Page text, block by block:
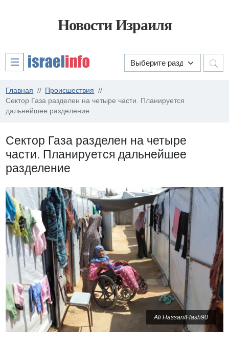
Новости Израиля
Главная
Происшествия
Сектор Газа разделен на четыре части. Планируется
дальнейшее разделение
Сектор Газа разделен на четыре
части. Планируется дальнейшее
разделение
Ali Hassan/Flash90